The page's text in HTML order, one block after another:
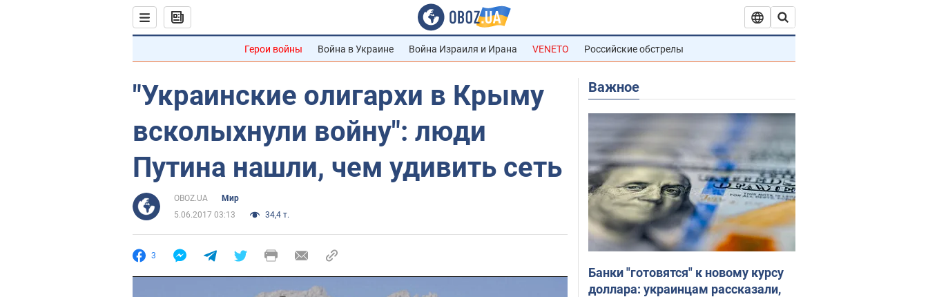
Герои войны Война в Украине Война Израиля и Ирана VENETO Российские обстрелы
"Украинские олигархи в Крыму
всколыхнули войну": люди
Путина нашли, чем удивить сеть
OBOZ.UA
Мир
5.06.2017 03:13
34,4 т.
3
Важное
Банки "готовятся" к новому курсу
доллара: украинцам рассказали,